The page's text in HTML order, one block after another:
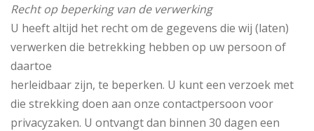
Recht op beperking van de verwerking
U heeft altijd het recht om de gegevens die wij (laten)
verwerken die betrekking hebben op uw persoon of
daartoe
herleidbaar zijn, te beperken. U kunt een verzoek met
die strekking doen aan onze contactpersoon voor
privacyzaken. U ontvangt dan binnen 30 dagen een